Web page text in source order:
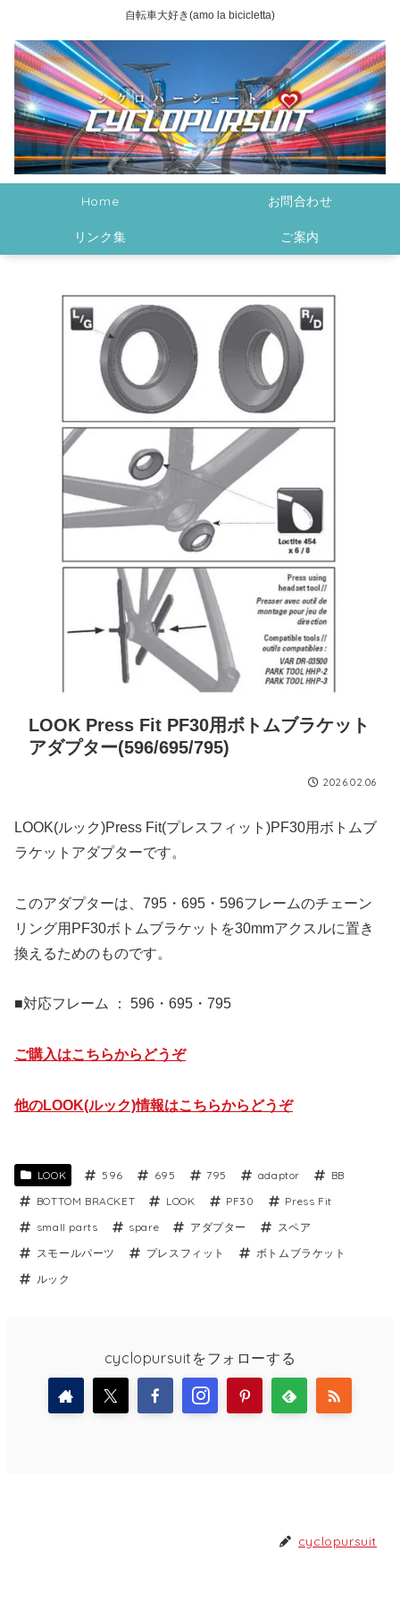
自転車大好き(amo la bicicletta)
Home お問合わせ
リンク集 ご案内
LOOK Press Fit PF30用ボトムブラケット
アダプター(596/695/795)
2026.02.06
LOOK(ルック)Press Fit(プレスフィット)PF30用ボトムブ
ラケットアダプターです。
このアダプターは、795・695・596フレームのチェーン
リング用PF30ボトムブラケットを30mmアクスルに置き
換えるためのものです。
■対応フレーム ： 596・695・795
ご購入はこちらからどうぞ
他のLOOK(ルック)情報はこちらからどうぞ
LOOK 596 695 795 adaptor
BB
BOTTOM BRACKET
LOOK PF30
Press Fit
small parts
spare アダプター
スペア
スモールパーツ
プレスフィット
ボトムブラケット
ルック
cyclopursuitをフォローする
cyclopursuit